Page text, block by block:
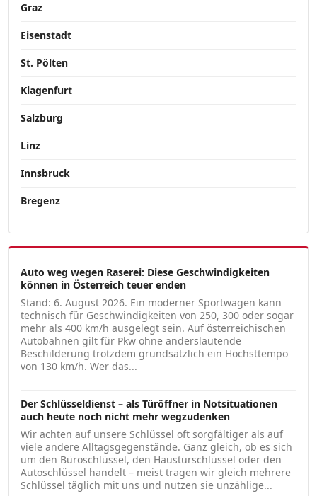
Graz
Eisenstadt
St. Pölten
Klagenfurt
Salzburg
Linz
Innsbruck
Bregenz
Auto weg wegen Raserei: Diese Geschwindigkeiten
können in Österreich teuer enden
Stand: 6. August 2026. Ein moderner Sportwagen kann
technisch für Geschwindigkeiten von 250, 300 oder sogar
mehr als 400 km/h ausgelegt sein. Auf österreichischen
Autobahnen gilt für Pkw ohne anderslautende
Beschilderung trotzdem grundsätzlich ein Höchsttempo
von 130 km/h. Wer das...
Der Schlüsseldienst – als Türöffner in Notsituationen
auch heute noch nicht mehr wegzudenken
Wir achten auf unsere Schlüssel oft sorgfältiger als auf
viele andere Alltagsgegenstände. Ganz gleich, ob es sich
um den Büroschlüssel, den Haustürschlüssel oder den
Autoschlüssel handelt – meist tragen wir gleich mehrere
Schlüssel täglich mit uns und nutzen sie unzählige...